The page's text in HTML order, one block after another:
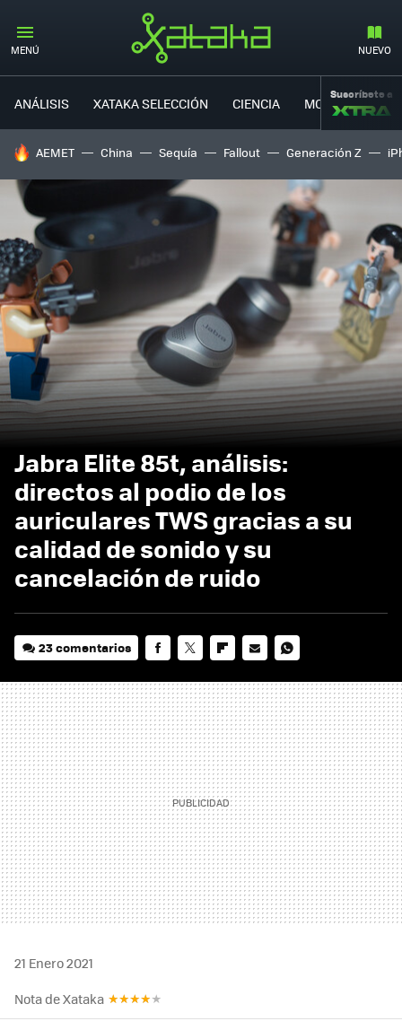
MENÚ NUEVO
ANÁLISIS XATAKA SELECCIÓN CIENCIA MOVILIDAD
Suscríbete a
HOY SE HABLA DE
AEMET China Sequía Fallout Generación Z
Jabra Elite 85t, análisis:
directos al podio de los
auriculares TWS gracias a su
calidad de sonido y su
cancelación de ruido
23 comentarios
MAIL
21 Enero 2021
Nota de Xataka